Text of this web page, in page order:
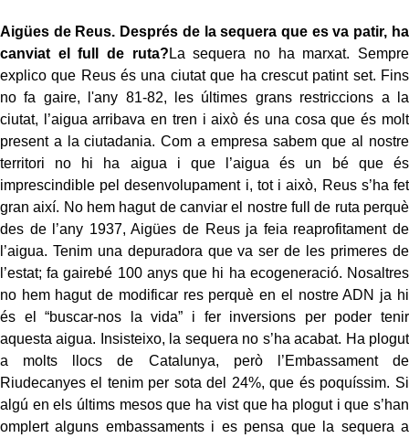
Aigües de Reus. Després de la sequera que es va patir, ha
canviat el full de ruta? La sequera no ha marxat. Sempre
explico que Reus és una ciutat que ha crescut patint set. Fins
no fa gaire, l'any 81-82, les últimes grans restriccions a la
ciutat, l’aigua arribava en tren i això és una cosa que és molt
present a la ciutadania. Com a empresa sabem que al nostre
territori no hi ha aigua i que l’aigua és un bé que és
imprescindible pel desenvolupament i, tot i això, Reus s’ha fet
gran així. No hem hagut de canviar el nostre full de ruta perquè
des de l’any 1937, Aigües de Reus ja feia reaprofitament de
l’aigua. Tenim una depuradora que va ser de les primeres de
l’estat; fa gairebé 100 anys que hi ha ecogeneració. Nosaltres
no hem hagut de modificar res perquè en el nostre ADN ja hi
és el “buscar-nos la vida” i fer inversions per poder tenir
aquesta aigua. Insisteixo, la sequera no s’ha acabat. Ha plogut
a molts llocs de Catalunya, però l’Embassament de
Riudecanyes el tenim per sota del 24%, que és poquíssim. Si
algú en els últims mesos que ha vist que ha plogut i que s’han
omplert alguns embassaments i es pensa que la sequera a